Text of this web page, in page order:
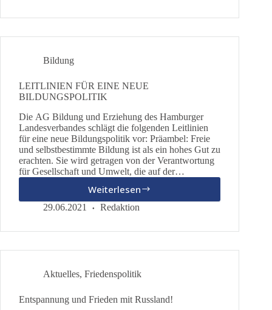
Bildung
LEITLINIEN FÜR EINE NEUE
BILDUNGSPOLITIK
Die AG Bildung und Erziehung des Hamburger
Landesverbandes schlägt die folgenden Leitlinien
für eine neue Bildungspolitik vor: Präambel: Freie
und selbstbestimmte Bildung ist als ein hohes Gut zu
erachten. Sie wird getragen von der Verantwortung
für Gesellschaft und Umwelt, die auf der…
Weiterlesen
LEITLINIEN
FÜR
NEUE
29.06.2021 Redaktion
Aktuelles, Friedenspolitik
Entspannung und Frieden mit Russland!